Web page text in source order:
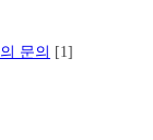
문의 [1]